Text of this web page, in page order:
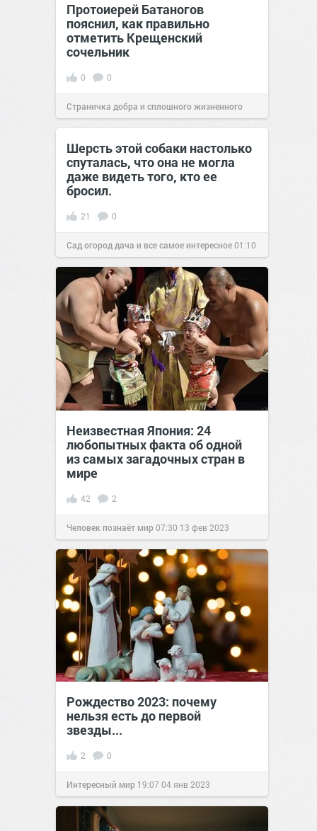
Протоиерей Батаногов
пояснил, как правильно
отметить Крещенский
сочельник
0 0
Страничка добра и сплошного жизненного
позитива! 17:52 18 янв 2022
Шерсть этой собаки настолько
спуталась, что она не могла
даже видеть того, кто ее
бросил.
21 0
Сад огород дача и все самое интересное01:10
07 ноя 2016
Неизвестная Япония: 24
любопытных факта об одной
из самых загадочных стран в
мире
42 2
Человек познаёт мир07:30 13 фев 2023
Рождество 2023: почему
нельзя есть до первой
звезды...
2 0
Интересный мир 19:07 04 янв 2023